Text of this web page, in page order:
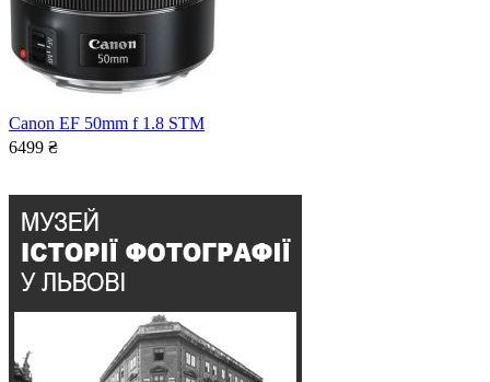
Canon EF 50mm f 1.8 STM
6499 ₴